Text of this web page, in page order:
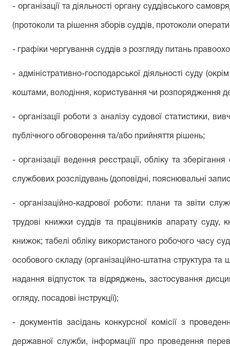
- організаці та діяльності органу суддівського
(протоколи та рішення зборів суддів, протоколи
- графіки чергування суддів з розгляду питань
- адміністративно-господарської діяльності суду
коштами, володіння, користування чи розпорядження
-організаці роботиз аналізу судової статистики,
публічного обговорення та/або прийняття рішень;
- організаці ведення реєстрації , обліку та зберігання
службових розслідувань (доповідні, пояснювальні
- організаційно-кадрової роботи: плани та звіти
трудові книжки суддів та працівників апарату суду,
книжок; табелі обліку використаного робочого часу
особового складу (організаційно-штатна структура та
надання відпусток та відряджень, застосування
огляду, посадові інструкції);
- документів засідань конкурсної комісії з
державної служби, інформаціїї про проведення